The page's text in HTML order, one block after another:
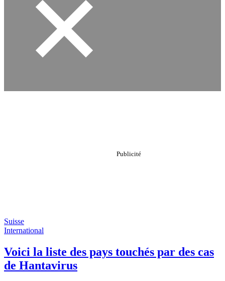
Suisse
International
Voici la liste des pays touchés par des cas
de Hantavirus